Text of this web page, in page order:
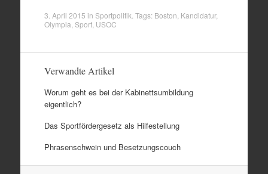
3. April 2015 in Sportpolitik . Tags: Boston Kandidatur,
Olympia Sport, USOC
Verwandte Artikel
Worum geht es bei der Kabinettsumbildung
eigentlich?
Das Sportfördergesetz als Hilfestellung
Phrasenschwein und Besetzungscouch